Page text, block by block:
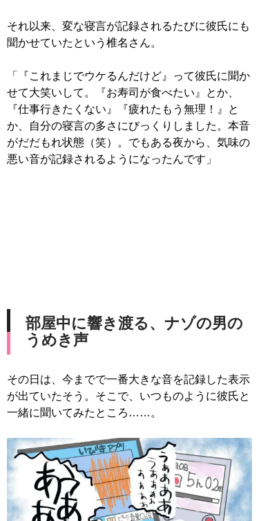
それ以来、変な寝言が記録されるたびに彼氏にも
聞かせていたという椎名さん。
「『これまじでウケるんだけど』って彼氏に聞か
せて大笑いして。『お寿司が食べたい』とか、
『仕事行きたくない』『疲れたもう無理！』と
か、自分の寝言の多さにびっくりしました。本音
がだだもれ状態（笑）。でもある夜から、気味の
悪い音が記録されるようになったんです」
部屋中に響き渡る、ナゾの男の
うめき声
その日は、今までで一番大きな音を記録した表示
が出ていたそう。そこで、いつものように彼氏と
一緒に聞いてみたところ……。